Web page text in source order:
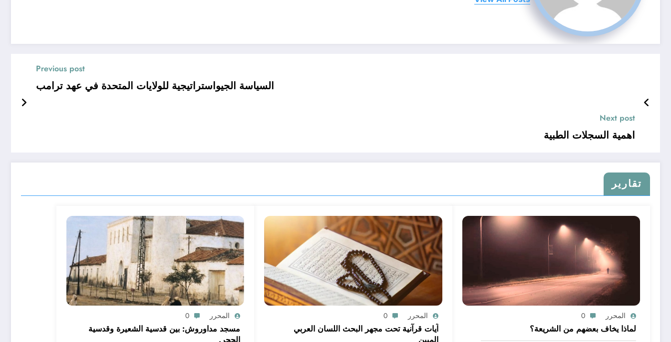
Previous post
السياسة الجيواستراتيجية للولايات المتحدة في عهد ترامب
Next post
اهمية السجلات الطبية
تقارير
المحرر 0
لماذا يخاف بعضهم من الشريعة؟
المحرر 0
آيات قرآنية تحت مجهر البحث اللسان العربي
المحرر 0
مسجد مداوروش: بين قدسية الشعيرة وقدسية